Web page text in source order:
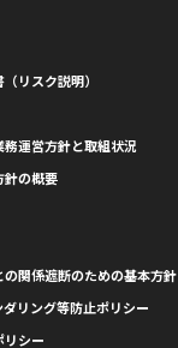
リスク説明）
運営方針と取組状況
針の概要
関係遮断のための基本方針
リング等防止ポリシー
リシー